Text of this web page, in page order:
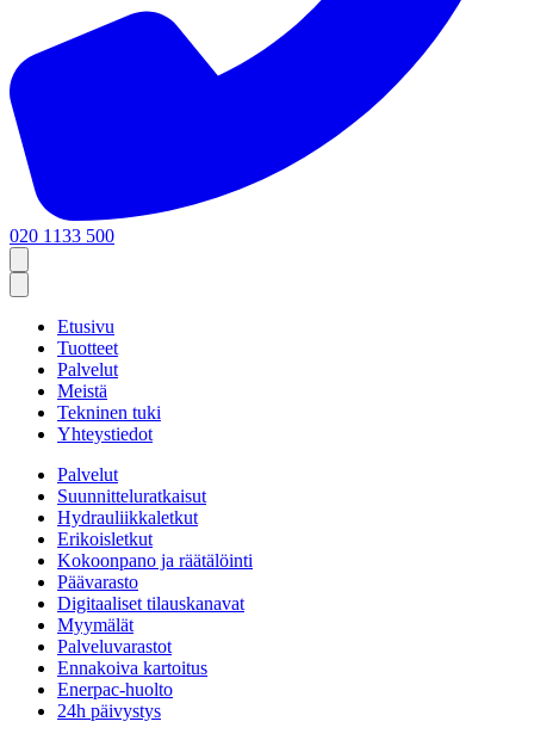
020 1133 500
Etusivu
Tuotteet
Palvelut
Meistä
Tekninen tuki
Yhteystiedot
Palvelut
Suunnitteluratkaisut
Hydrauliikkaletkut
Erikoisletkut
Kokoonpano ja räätälöinti
Päävarasto
Digitaaliset tilauskanavat
Myymälät
Palveluvarastot
Ennakoiva kartoitus
Enerpac-huolto
24h päivystys